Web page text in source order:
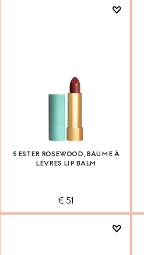
5 ESTER ROSEWOOD, BAUME À
LÈVRES LIP BALM
€ 51